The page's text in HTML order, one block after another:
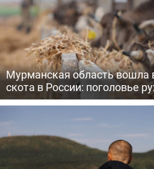
Мурманская область вошла
скота в России: поголовье